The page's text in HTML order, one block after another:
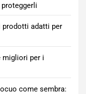
prodotti adatti per
migliori per i
come sembra: